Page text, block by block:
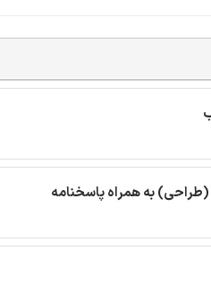
به همراه پاسخنامه